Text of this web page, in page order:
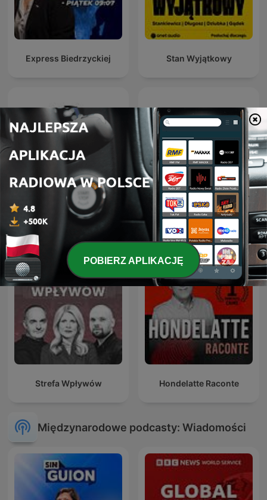
Express Biedrzyckiej Stan Wyjątkowy
Dział Zagraniczny Эхо Москвы
Strefa Wpływów Hondelatte Raconte
Międzynarodowe podcasty: Wiadomości
POBIERZ APLIKACJĘ